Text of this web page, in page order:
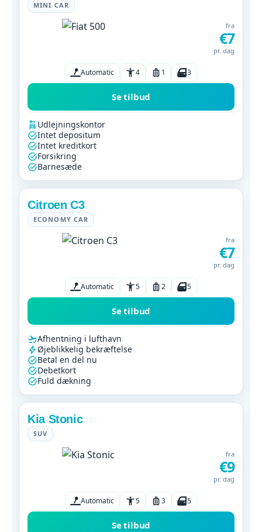
MINI CAR
fra
€7
pr. dag
Automatic 4 1 3
Se tilbud
Udlejningskontor
Intet depositum
Intet kreditkort
Forsikring
Barnesæde
Citroen C3
ECONOMY CAR
fra
€7
pr. dag
Automatic 5 2 5
Se tilbud
Afhentning i lufthavn
Øjeblikkelig bekræftelse
Betal en del nu
Debetkort
Fuld dækning
Kia Stonic
SUV
fra
€9
pr. dag
Automatic 5 3 5
Se tilbud